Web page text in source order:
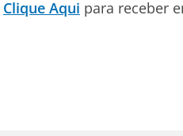
Clique Aqui para receber